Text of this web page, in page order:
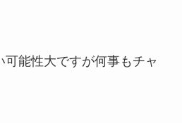
能性大ですが何事もチャ